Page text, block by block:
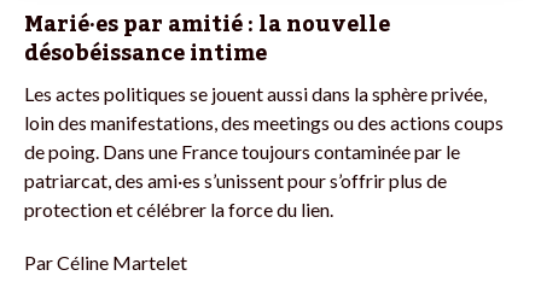
Marié·es par amitié : la nouvelle
désobéissance intime
Les actes politiques se jouent aussi dans la sphère privée,
loin des manifestations, des meetings ou des actions coups
de poing. Dans une France toujours contaminée par le
patriarcat, des ami·es s’unissent pour s’offrir plus de
protection et célébrer la force du lien.
ParCéline Martelet